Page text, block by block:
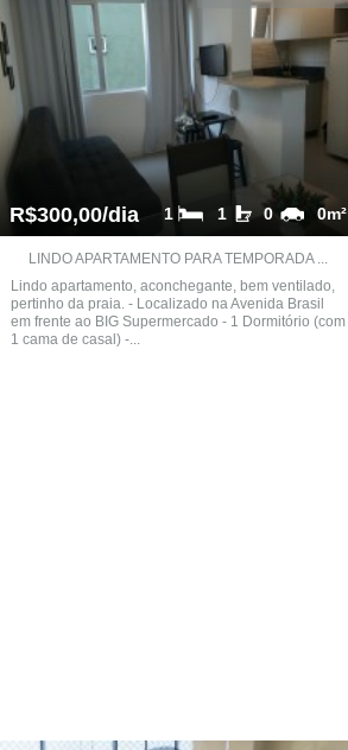
R$300,00/dia 0m²
0
1
1
LINDO APARTAMENTO PARA TEMPORADA ...
Lindo apartamento, aconchegante, bem ventilado,
pertinho da praia. - Localizado na Avenida Brasil
em frente ao BIG Supermercado - 1 Dormitório (com
1 cama de casal) -...